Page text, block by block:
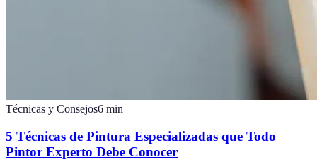
Técnicas y Consejos6 min
5 Técnicas de Pintura Especializadas que Todo
Pintor Experto Debe Conocer